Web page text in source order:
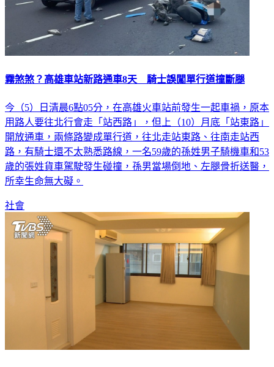
霧煞煞？高雄車站新路通車8天 騎士誤闖單行道撞斷腿
今（5）日清晨6點05分，在高雄火車站前發生一起車禍，原本
用路人要往北行會走「站西路」，但上（10）月底「站東路」
開放通車，兩條路變成單行道，往北走站東路、往南走站西
路，有騎士還不太熟悉路線，一名59歲的孫姓男子騎機車和53
歲的張姓貨車駕駛發生碰撞，孫男當場倒地、左腿骨折送醫，
所幸生命無大礙。
社會